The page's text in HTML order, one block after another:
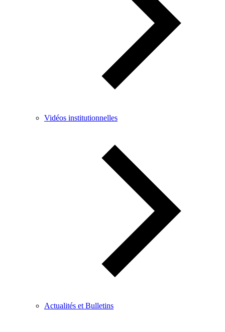
Vidéos institutionnelles
Actualités et Bulletins